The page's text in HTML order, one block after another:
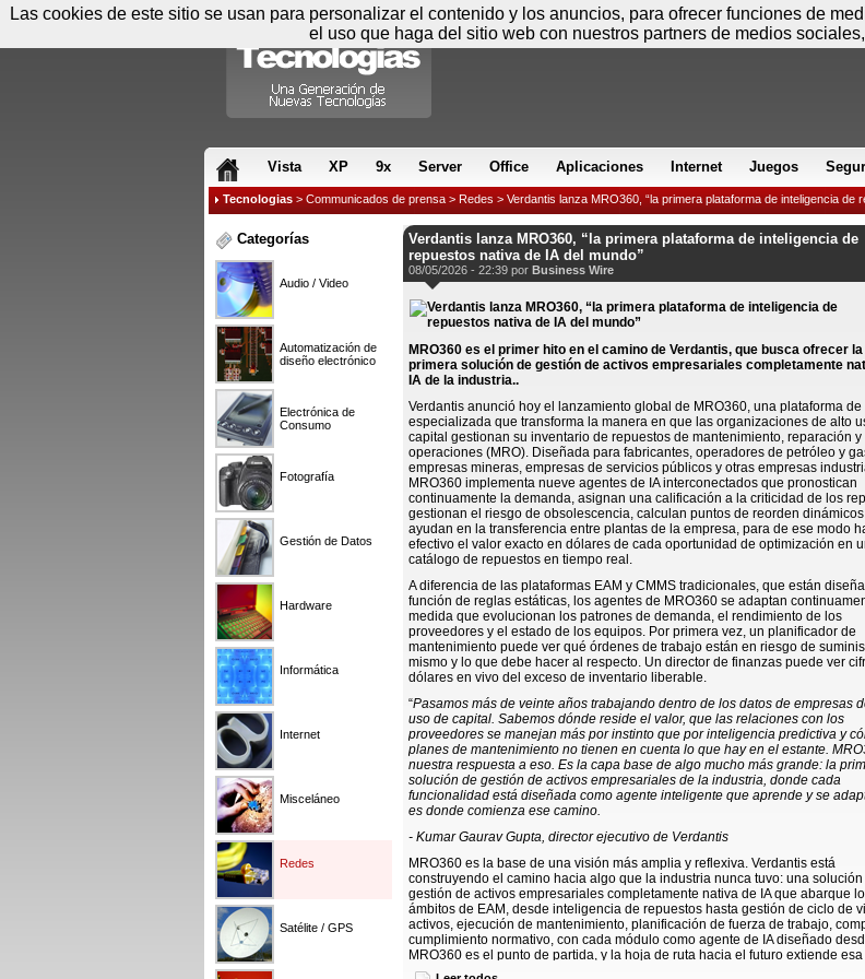
Vista XP 9x Server Office Aplicaciones Internet Juegos
Tecnologias > Communicados de prensa > Redes > Verdantis lanza MRO360, “la primera plataforma de inteligencia de
Categorías
Audio / Video
Automatización de
diseño electrónico
Electrónica de
Consumo
Fotografía
Gestión de Datos
Hardware
Informática
Internet
Misceláneo
Redes
Satélite / GPS
Verdantis lanza MRO360, “la primera plataforma de inteligencia de
repuestos nativa de IA del mundo”
08/05/2026 - 22:39 por Business Wire
MRO360 es el primer hito en el camino de Verdantis, que busca ofrecer la
primera solución de gestión de activos empresariales completamente
IA de la industria..
Verdantis anunció hoy el lanzamiento global de MRO360, una plataforma de
especializada que transforma la manera en que las organizaciones de alto
capital gestionan su inventario de repuestos de mantenimiento, reparación y
operaciones (MRO). Diseñada para fabricantes, operadores de petróleo y
empresas mineras, empresas de servicios públicos y otras empresas
MRO360 implementa nueve agentes de IA interconectados que pronostican
continuamente la demanda, asignan una calificación a la criticidad de los
gestionan el riesgo de obsolescencia, calculan puntos de reorden
ayudan en la transferencia entre plantas de la empresa, para de ese modo
efectivo el valor exacto en dólares de cada oportunidad de optimización en
catálogo de repuestos en tiempo real.
A diferencia de las plataformas EAM y CMMS tradicionales, que están
función de reglas estáticas, los agentes de MRO360 se adaptan
medida que evolucionan los patrones de demanda, el rendimiento de los
proveedores y el estado de los equipos. Por primera vez, un planificador de
mantenimiento puede ver qué órdenes de trabajo están en riesgo de
mismo y lo que debe hacer al respecto. Un director de finanzas puede ver
dólares en vivo del exceso de inventario liberable.
“Pasamos más de veinte años trabajando dentro de los datos de empresas
uso de capital. Sabemos dónde reside el valor, que las relaciones con los
proveedores se manejan más por instinto que por inteligencia predictiva y
planes de mantenimiento no tienen en cuenta lo que hay en el estante.
nuestra respuesta a eso. Es la capa base de algo mucho más grande: la
solución de gestión de activos empresariales de la industria, donde cada
funcionalidad está diseñada como agente inteligente que aprende y se
es donde comienza ese camino.
- Kumar Gaurav Gupta, director ejecutivo de Verdantis
MRO360 es la base de una visión más amplia y reflexiva. Verdantis está
construyendo el camino hacia algo que la industria nunca tuvo: una solución
gestión de activos empresariales completamente nativa de IA que abarque
ámbitos de EAM, desde inteligencia de repuestos hasta gestión de ciclo de
activos, ejecución de mantenimiento, planificación de fuerza de trabajo,
cumplimiento normativo, con cada módulo como agente de IA diseñado
MRO360 es el punto de partida, y la hoja de ruta hacia el futuro extiende esa
inteligencia progresivamente en toda la gestión de ciclo de vida de activos.
Las cookies de este sitio se usan para personalizar el contenido y los anuncios, para ofrecer funciones de
el uso que haga del sitio web con nuestros partners de medios